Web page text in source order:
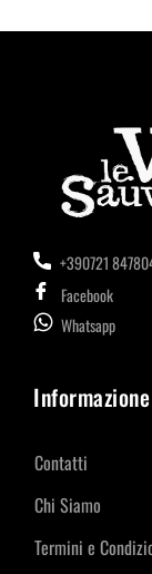
+390721
Facebook
Whatsapp
Informazione
Contatti
Chi Siamo
Termini e